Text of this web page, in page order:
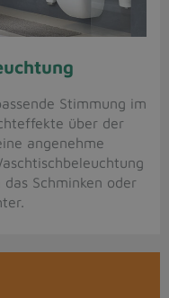
Stimmung im
über der
angenehme
Schminken oder